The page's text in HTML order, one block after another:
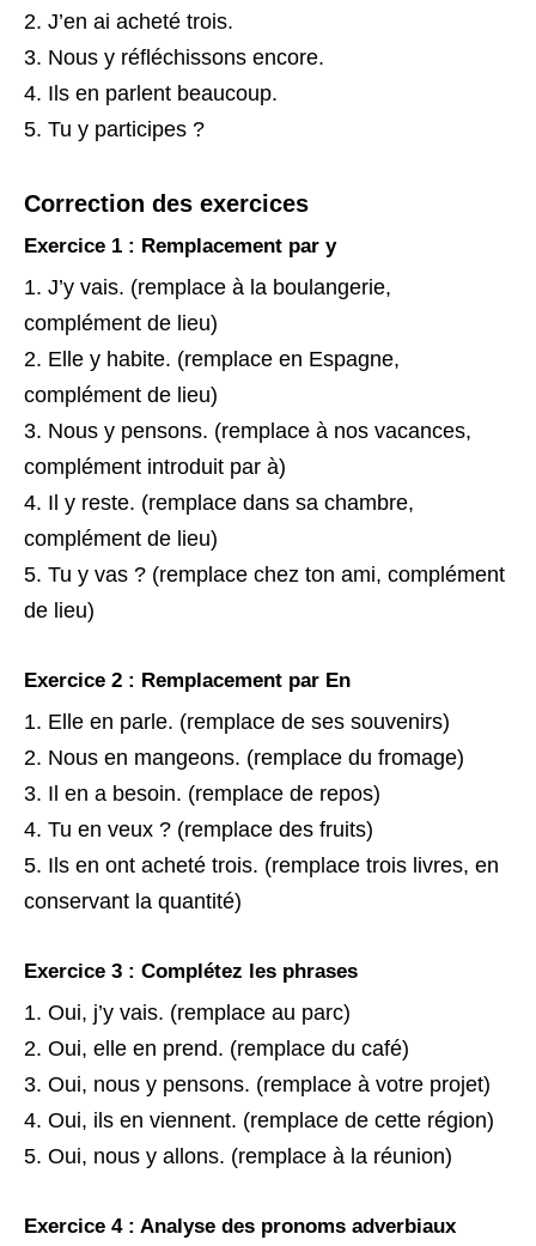
J’en ai acheté trois.
Nous y réfléchissons encore.
Ils en parlent beaucoup.
Tu y participes ?
Correction des exercices
Exercice 1 : Remplacement par y
J’y vais. (remplace à la boulangerie,
complément de lieu)
Elle y habite. (remplace en Espagne,
complément de lieu)
Nous y pensons. (remplace à nos vacances,
complément introduit par à)
Il y reste. (remplace dans sa chambre,
complément de lieu)
Tu y vas ? (remplace chez ton ami, complément
de lieu)
Exercice 2 : Remplacement par En
Elle en parle. (remplace de ses souvenirs)
Nous en mangeons. (remplace du fromage)
Il en a besoin. (remplace de repos)
Tu en veux ? (remplace des fruits)
Ils en ont acheté trois. (remplace trois livres, en
conservant la quantité)
Exercice 3 : Complétez les phrases
Oui, j’y vais. (remplace au parc)
Oui, elle en prend. (remplace du café)
Oui, nous y pensons. (remplace à votre projet)
Oui, ils en viennent. (remplace de cette région)
Oui, nous y allons. (remplace à la réunion)
Exercice 4 : Analyse des pronoms adverbiaux